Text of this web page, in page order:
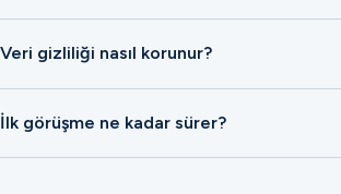
Veri gizliliği nasıl korunur?
İlk görüşme ne kadar sürer?